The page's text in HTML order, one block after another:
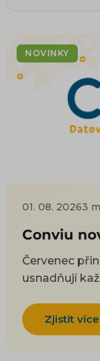
NOVINKY
01. 08. 20263
Conviu
Červenec
usnadňují
Zjistit více